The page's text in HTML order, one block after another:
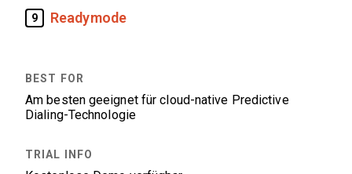
9 Readymode
Am besten geeignet für cloud-native Predictive
Dialing-Technologie